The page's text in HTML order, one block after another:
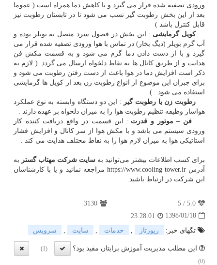
ورودی تصفیه شده قرار می گیرد و با کاهش دما همراه است ( عموما
بعد از این بخش رطوبت گیر نسب می شود تا در تابستان رطوبت نیز
قابل کنترل باشد )
کویل گرمایشی : این بخش در فصول سرد متصل به بویلر بوده و
آب گرم بویلر (دیگ بخار) در تماس با هوا ورودی تصفیه شده قرار می
گیرد و با از دست دادن دما گرم می شود و به قسمت مکش فن
هدایت و از طریق کانال ها به نقاط دلخواه ارسال می گردد. ( لازم به
ذکر است افزایش دما در هوا باعث از دست رفتن رطوبت می شود و
برای جبران این موضوع از انواع رطوبت زن بعد از کویل ها گرمایشی
استفاده می شود . )
رطوبت زن یا رطوبت گیر : این دو دستگاه وابسته به نوع عملکرد
هواساز وظیفه تنظیم رطوبت هوا را به میزان دلخواه بر عهده دارند .
فن – موتور و قدرت : این قسمت در واقع دریافت کننده کار
ورودی سیستم می باشد و با مکش هوا از سر کانال و افزایش فشار
استاتیکی هوا به میزان لازم هوا را به نقاط مختلف هدایت می کند .
برای کسب اطلاعات بیشتر می‌توانید به سایت شرکت مهتاب گستر به
آدرس https://www.cooling-tower.ir مراجعه نمائید و یا با کارشناسان
این شرکت در ارتباط باشید.
5.0
/
5
3130
1398/01/18
23:28:01
تگهای خبر:
رپورتاژ , خدمات , سایت , سرویس
این مطلب مدیریت آموزش برایتان مفید بود؟
(1)
(0)